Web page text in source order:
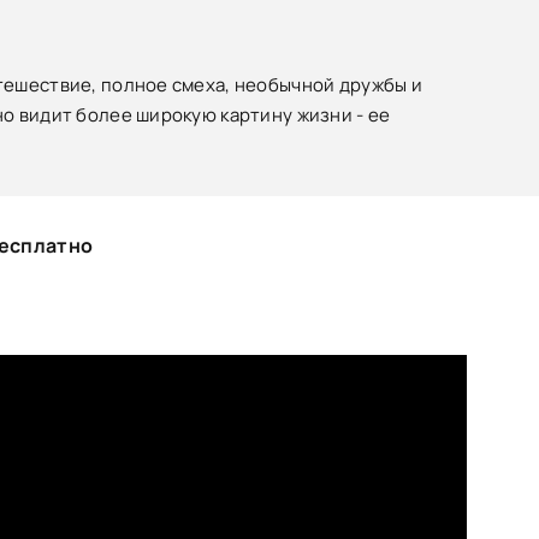
полное смеха, необычной дружбы и
видит более широкую картину жизни - ее